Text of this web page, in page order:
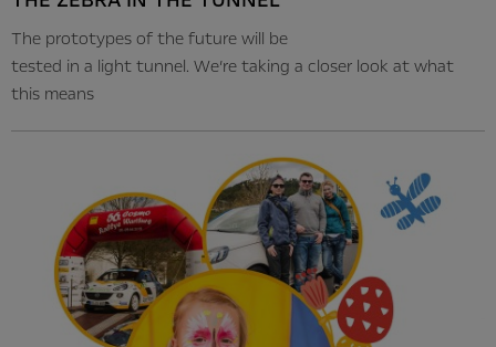
The prototypes of the future will be
tested in a light tunnel. We’re taking a closer look at what
this means